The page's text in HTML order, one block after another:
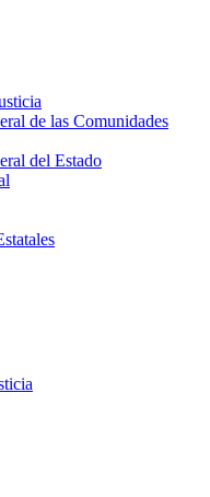
de las Comunidades
del Estado